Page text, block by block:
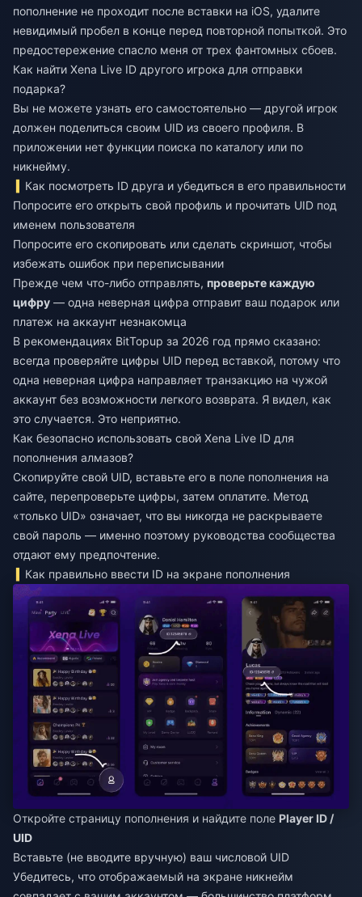
пополнение не проходит после вставки на iOS, удалите
невидимый пробел в конце перед повторной попыткой. Это
предостережение спасло меня от трех фантомных сбоев.
Как найти Xena Live ID другого игрока для отправки
подарка?
Вы не можете узнать его самостоятельно — другой игрок
должен поделиться своим UID из своего профиля. В
приложении нет функции поиска по каталогу или по
никнейму.
Как посмотреть ID друга и убедиться в его правильности
Попросите его открыть свой профиль и прочитать UID под
именем пользователя
Попросите его скопировать или сделать скриншот, чтобы
избежать ошибок при переписывании
Прежде чем что-либо отправлять, проверьте каждую
цифру — одна неверная цифра отправит ваш подарок или
платеж на аккаунт незнакомца
В рекомендациях BitTopup за 2026 год прямо сказано:
всегда проверяйте цифры UID перед вставкой, потому что
одна неверная цифра направляет транзакцию на чужой
аккаунт без возможности легкого возврата. Я видел, как
это случается. Это неприятно.
Как безопасно использовать свой Xena Live ID для
пополнения алмазов?
Скопируйте свой UID, вставьте его в поле пополнения на
сайте, перепроверьте цифры, затем оплатите. Метод
«только UID» означает, что вы никогда не раскрываете
свой пароль — именно поэтому руководства сообщества
отдают ему предпочтение.
Как правильно ввести ID на экране пополнения
Откройте страницу пополнения и найдите поле Player ID /
UID
Вставьте (не вводите вручную) ваш числовой UID
Убедитесь, что отображаемый на экране никнейм